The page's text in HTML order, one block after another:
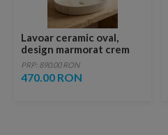
Lavoar ceramic oval,
design marmorat crem
lucios cu vene aurii,
ventil inclus
PRP: 890.00 RON
470.00 RON